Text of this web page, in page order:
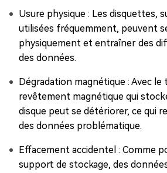
Usure physique : Les disquettes,
utilisées fréquemment, peuvent
physiquement et entraîner des
des données.
Dégradation magnétique : Avec le
revêtement magnétique qui
disque peut se détériorer, ce qui
des données problématique.
Effacement accidentel : Comme
support de stockage, des